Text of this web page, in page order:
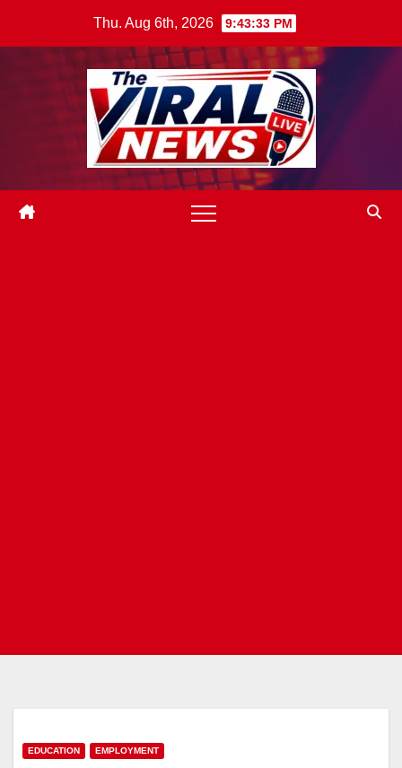
Thu. Aug 6th, 2026 9:43:34 PM
EDUCATION EMPLOYMENT